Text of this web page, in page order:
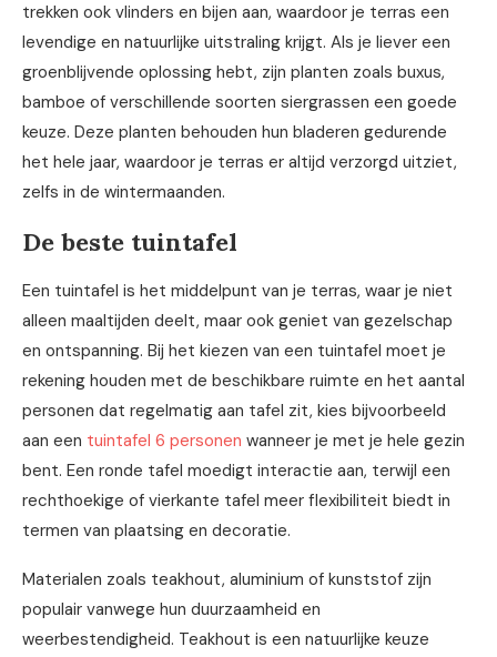
trekken ook vlinders en bijen aan, waardoor je terras een
levendige en natuurlijke uitstraling krijgt. Als je liever een
groenblijvende oplossing hebt, zijn planten zoals buxus,
bamboe of verschillende soorten siergrassen een goede
keuze. Deze planten behouden hun bladeren gedurende
het hele jaar, waardoor je terras er altijd verzorgd uitziet,
zelfs in de wintermaanden.
De beste tuintafel
Een tuintafel is het middelpunt van je terras, waar je niet
alleen maaltijden deelt, maar ook geniet van gezelschap
en ontspanning. Bij het kiezen van een tuintafel moet je
rekening houden met de beschikbare ruimte en het aantal
personen dat regelmatig aan tafel zit, kies bijvoorbeeld
aan een tuintafel 6 personen wanneer je met je hele gezin
bent. Een ronde tafel moedigt interactie aan, terwijl een
rechthoekige of vierkante tafel meer flexibiliteit biedt in
termen van plaatsing en decoratie.
Materialen zoals teakhout, aluminium of kunststof zijn
populair vanwege hun duurzaamheid en
weerbestendigheid. Teakhout is een natuurlijke keuze